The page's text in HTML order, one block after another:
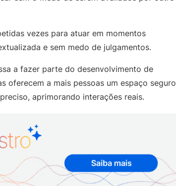
vezes para atuar em momentos
e sem medo de julgamentos.
a fazer parte do desenvolvimento de
oferecem a mais pessoas um espaço seguro
aprimorando interações reais.